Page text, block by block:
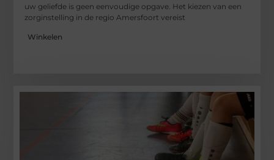
uw geliefde is geen eenvoudige opgave. Het kiezen van een
zorginstelling in de regio Amersfoort vereist
Winkelen